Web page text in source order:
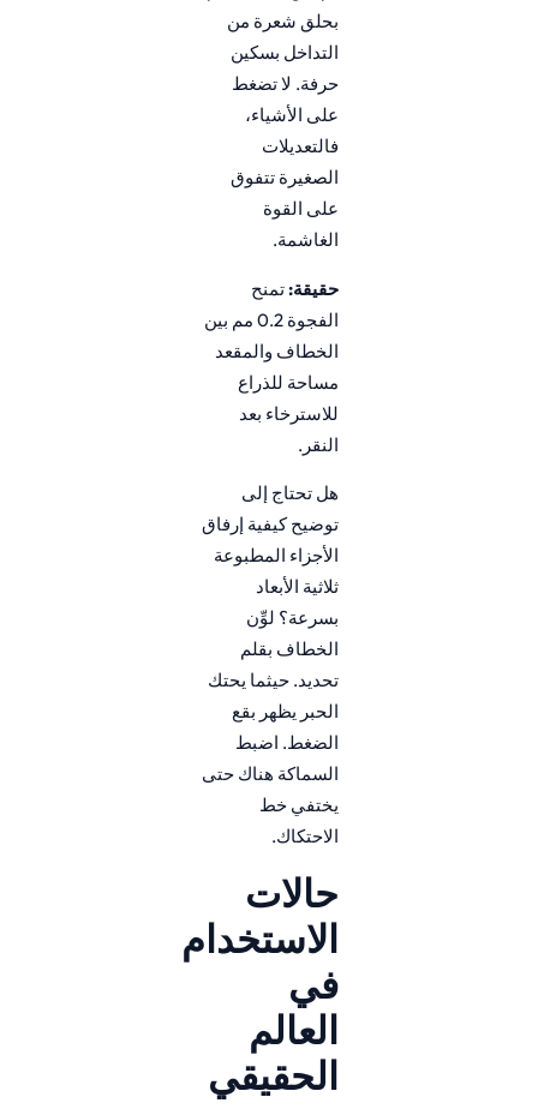
بحلق شعرة من
التداخل بسكين
حرفة. لا تضغط
على الأشياء،
فالتعديلات
الصغيرة تتفوق
على القوة
الغاشمة.
حقيقة:تمنح
الفجوة 0.2 مم بين
الخطاف والمقعد
مساحة للذراع
للاسترخاء بعد
النقر.
هل تحتاج إلى
توضيح كيفية إرفاق
الأجزاء المطبوعة
ثلاثية الأبعاد
بسرعة؟ لوِّن
الخطاف بقلم
تحديد. حيثما يحتك
الحبر يظهر بقع
الضغط. اضبط
السماكة هناك حتى
يختفي خط
الاحتكاك.
حالات
الاستخدام
في
العالم
الحقيقي